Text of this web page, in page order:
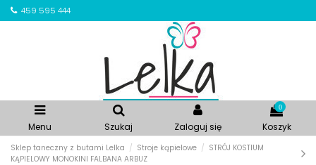
459 595 444
Menu Szukaj Zaloguj się
0
Koszyk
Sklep taneczny z butami Lelka Stroje kąpielowe
STRÓJ KOSTIUM
KĄPIELOWY MONOKINI FALBANA ARBUZ